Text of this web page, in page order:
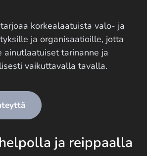
korkealaatuista valo- ja
ja organisaatioille, jotta
tarinanne ja
vaikuttavalla tavalla.
ja reippaalla